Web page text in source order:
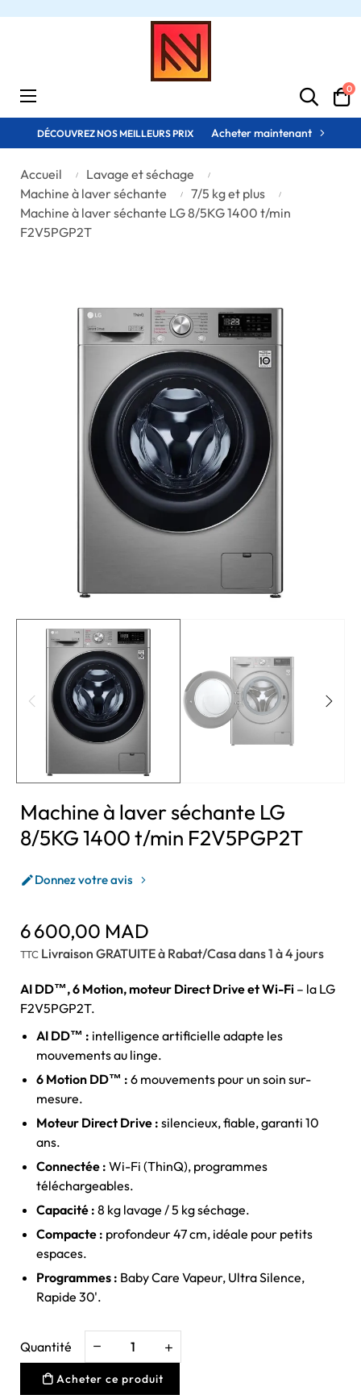
Basculer
la
navigation
☰ 0
DÉCOUVREZ NOS MEILLEURS PRIX Acheter maintenant
Accueil
Lavage et séchage
Machine à laver séchante
7/5 kg et plus
Machine à laver séchante LG 8/5KG 1400 t/min
F2V5PGP2T
Machine à laver séchante LG
8/5KG 1400 t/min F2V5PGP2T
Donnez votre avis
6 600,00 MAD
TTC Livraison GRATUITE à Rabat/Casa dans 1 à 4 jours
AI DD™, 6 Motion, moteur Direct Drive et Wi-Fi – la LG
F2V5PGP2T.
AI DD™ : intelligence artificielle adapte les
mouvements au linge.
6 Motion DD™ : 6 mouvements pour un soin sur-
mesure.
Moteur Direct Drive : silencieux, fiable, garanti 10
ans.
Connectée : Wi-Fi (ThinQ), programmes
téléchargeables.
Capacité : 8 kg lavage / 5 kg séchage.
Compacte : profondeur 47 cm, idéale pour petits
espaces.
Programmes : Baby Care Vapeur, Ultra Silence,
Rapide 30'.
Quantité
Acheter ce produit